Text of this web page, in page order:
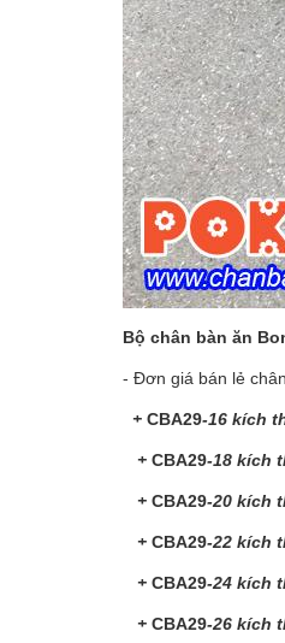
Bộ chân bàn ăn
- Đơn giá bán lẻ
+ CBA29-16 kích
+ CBA29-18 kích
+ CBA29-20 kích
+ CBA29-22 kích
+ CBA29-24 kích
+ CBA29-26 kích